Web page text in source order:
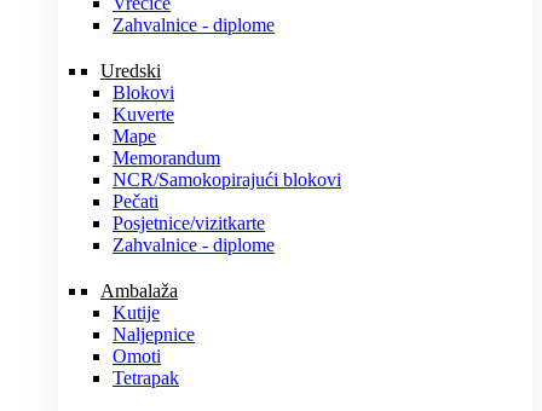
Zahvalnice - diplome
Uredski
Blokovi
Kuverte
Mape
Memorandum
NCR/Samokopirajući blokovi
Pečati
Posjetnice/vizitkarte
Zahvalnice - diplome
Ambalaža
Kutije
Naljepnice
Omoti
Tetrapak